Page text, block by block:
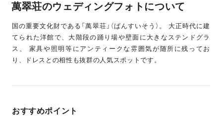
萬翠荘のウェディングフォトについて
国の重要文化財である「萬翠荘」（ばんすいそう）。 大正時代に建
てられた洋館で、大階段の踊り場や壁面に大きなステンドグラ
ス、 家具や照明等にアンティークな雰囲気が随所に残ってお
り、ドレスとの相性も抜群の人気スポットです。
おすすめポイント